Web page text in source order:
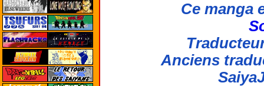
Ce manga
Anciens